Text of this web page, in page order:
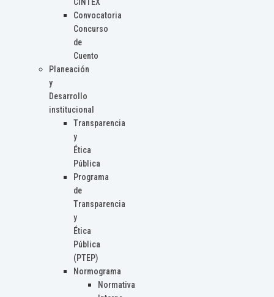
CINTEX
Convocatoria
Concurso
de
Cuento
Planeación
y
Desarrollo
institucional
Transparencia
y
Ética
Pública
Programa
de
Transparencia
y
Ética
Pública
(PTEP)
Normograma
Normativa